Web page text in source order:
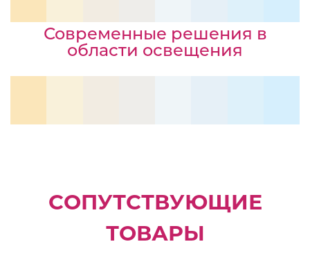
Современные решения в
области освещения
СОПУТСТВУЮЩИЕ
ТОВАРЫ